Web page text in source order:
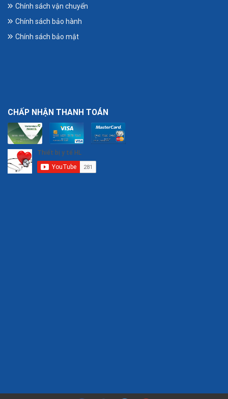
Chính sách vận chuyển
Chính sách bảo hành
Chính sách bảo mật
CHẤP NHẬN THANH TOÁN